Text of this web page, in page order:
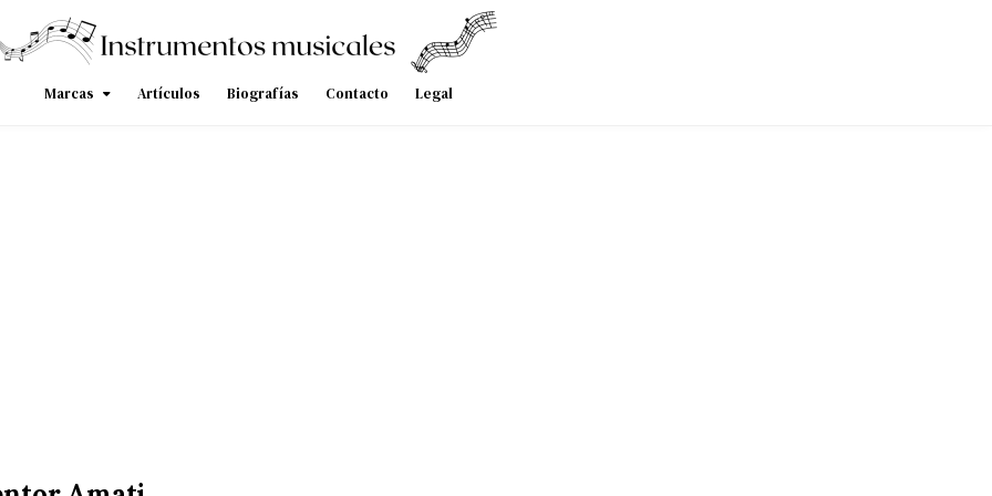
Marcas Artículos Biografías Contacto Legal